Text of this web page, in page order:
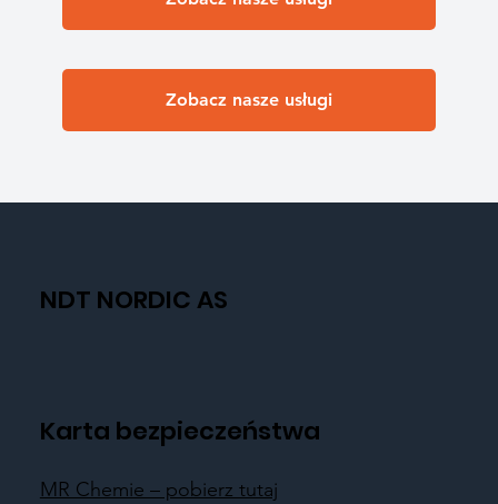
Zobacz nasze usługi
NDT NORDIC AS
Karta bezpieczeństwa
MR Chemie – pobierz tutaj